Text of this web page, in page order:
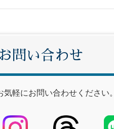
問い合わせ
気軽にお問い合わせください。